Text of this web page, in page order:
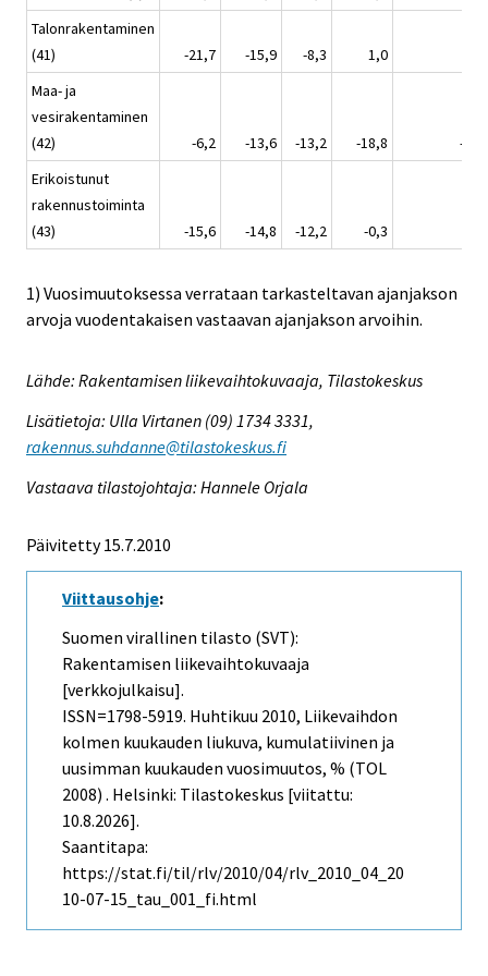
Talonrakentaminen
(41)
-21,7 -15,9 -8,3 1,0
Maa- ja
vesirakentaminen
(42)
-6,2 -13,6 -13,2 -18,8
-
Erikoistunut
rakennustoiminta
(43)
-15,6 -14,8 -12,2 -0,3
1) Vuosimuutoksessa verrataan tarkasteltavan ajanjakson
arvoja vuodentakaisen vastaavan ajanjakson arvoihin.
Lähde: Rakentamisen liikevaihtokuvaaja, Tilastokeskus
Lisätietoja: Ulla Virtanen (09) 1734 3331,
rakennus.suhdanne@tilastokeskus.fi
Vastaava tilastojohtaja: Hannele Orjala
Päivitetty 15.7.2010
Viittausohje:
Suomen virallinen tilasto (SVT):
Rakentamisen liikevaihtokuvaaja
[verkkojulkaisu].
ISSN=1798-5919. Huhtikuu 2010, Liikevaihdon
kolmen kuukauden liukuva, kumulatiivinen ja
uusimman kuukauden vuosimuutos, % (TOL
2008) . Helsinki: Tilastokeskus [viitattu:
10.8.2026].
Saantitapa:
https://stat.fi/til/rlv/2010/04/rlv_2010_04_20
10-07-15_tau_001_fi.html